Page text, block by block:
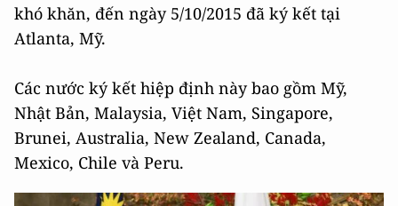
khó khăn, đến ngày 5/10/2015 đã ký kết tại
Atlanta, Mỹ.
Các nước ký kết hiệp định này bao gồm Mỹ,
Nhật Bản, Malaysia, Việt Nam, Singapore,
Brunei, Australia, New Zealand, Canada,
Mexico, Chile và Peru.